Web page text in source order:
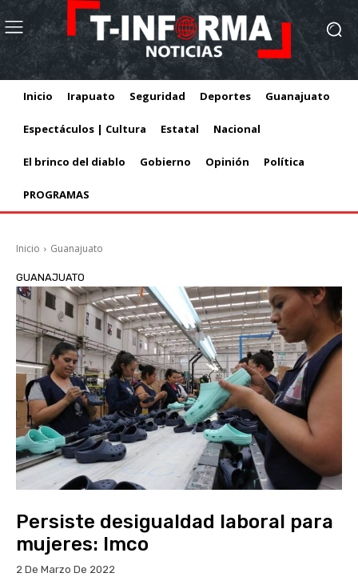
Inicio Irapuato Seguridad Deportes Guanajuato
Espectáculos | Cultura Estatal Nacional
El brinco del diablo Gobierno Opinión Política
PROGRAMAS
Inicio Guanajuato
GUANAJUATO
Persiste desigualdad laboral para
mujeres: Imco
2 De Marzo De 2022